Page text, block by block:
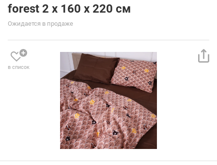
forest 2 x 160 x 220 см
Ожидается в продаже
в список